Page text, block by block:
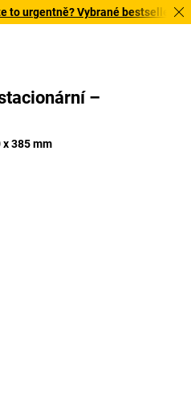
urgentně? Vybrané bestsellery
–
x 385 mm